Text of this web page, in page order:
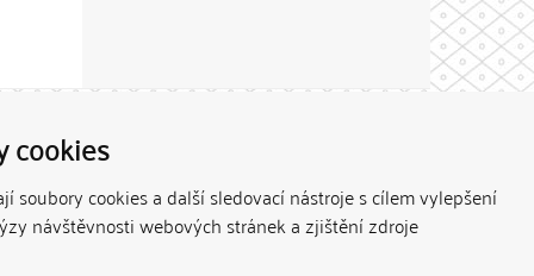
cookies
soubory cookies a další sledovací nástroje s cílem vylepšení
návštěvnosti webových stránek a zjištění zdroje